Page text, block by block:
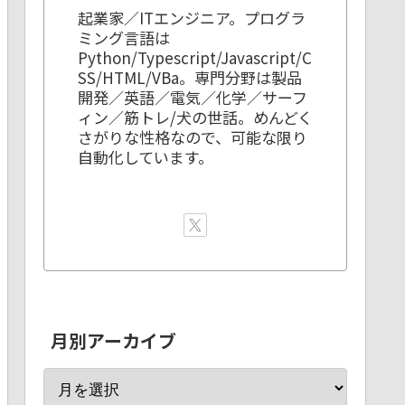
起業家／ITエンジニア。プログラ
ミング言語は
Python/Typescript/Javascript/C
SS/HTML/VBa。専門分野は製品
開発／英語／電気／化学／サーフ
ィン／筋トレ/犬の世話。めんどく
さがりな性格なので、可能な限り
自動化しています。
月別アーカイブ